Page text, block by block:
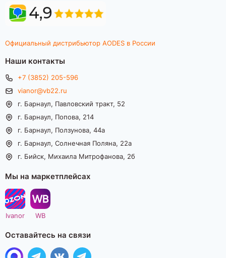
Официальный дистрибьютор AODES в России
Наши контакты
+7 (3852) 205-596
vianor@vb22.ru
г. Барнаул, Павловский тракт, 52
г. Барнаул, Попова, 214
г. Барнаул, Ползунова, 44а
г. Барнаул, Солнечная Поляна, 22а
г. Бийск, Михаила Митрофанова, 2б
Мы на маркетплейсах
Ivanor WB
Оставайтесь на связи